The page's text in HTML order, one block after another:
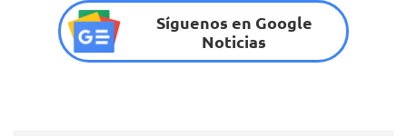
Síguenos en Google
Noticias